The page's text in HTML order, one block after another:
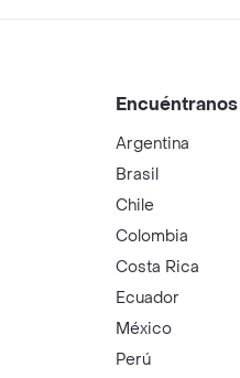
Argentina
Brasil
Chile
Colombia
Costa Rica
Ecuador
México
Perú